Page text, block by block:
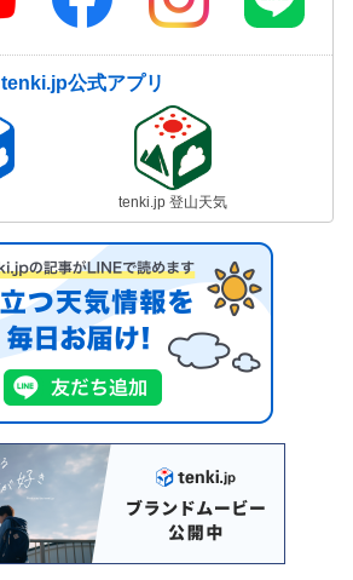
tenki.jp公式アプリ
tenki.jp 登山天気